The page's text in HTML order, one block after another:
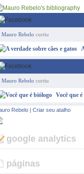
Mauro Rebelo curtiu
Mauro Rebelo curtiu
Você que
Rebelo | Criar seu atalho
google analytics
páginas